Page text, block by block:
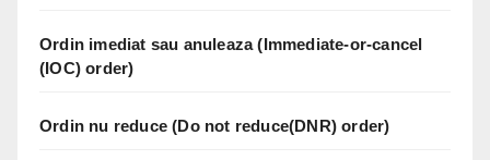
Ordin imediat sau anuleaza (Immediate-or-cancel
(IOC) order)
Ordin nu reduce (Do not reduce(DNR) order)